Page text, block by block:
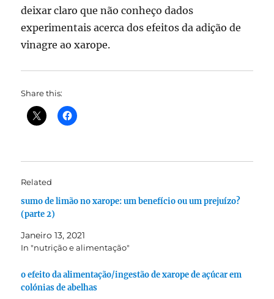
deixar claro que não conheço dados
experimentais acerca dos efeitos da adição de
vinagre ao xarope.
Share this:
Related
sumo de limão no xarope: um benefício ou um prejuízo?
(parte 2)
Janeiro 13, 2021
In "nutrição e alimentação"
o efeito da alimentação/ingestão de xarope de açúcar em
colónias de abelhas